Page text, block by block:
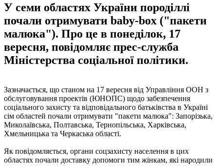
У семи областях України породіллі
почали отримувати baby-box ("пакети
малюка"). Про це в понеділок, 17
вересня, повідомляє прес-служба
Міністерства соціальної політики.
Зазначається, що станом на 17 вересня від Управління ООН з
обслуговування проектів (ЮНОПС) щодо забезпечення
соціального захисту та відповідального батьківства в Україні
сім областей почали отримувати "пакети малюка": Запорізька,
Миколаївська, Полтавська, Тернопільська, Харківська,
Хмельницька та Черкаська області.
Як повідомляється, органи соцзахисту населення в цих
областях почали доставку допомоги тим жінкам, які народили